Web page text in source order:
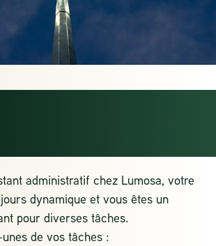
administratif chez Lumosa, votre
dynamique et vous êtes un
pour diverses tâches.
de vos tâches :